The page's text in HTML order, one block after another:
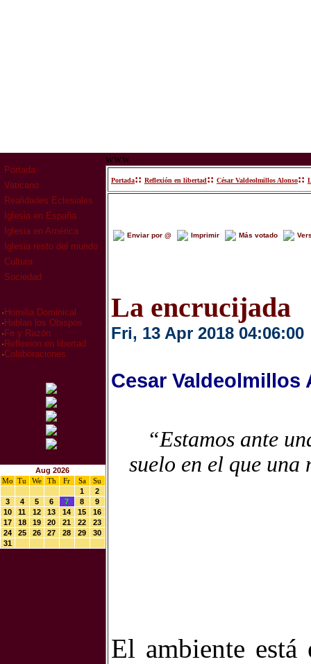
Portada
Vaticano
Realidades Eclesiales
Iglesia en España
Iglesia en América
Iglesia resto del mundo
Cultura
Sociedad
· Homilia Dominical
· Hablan los Obispos
· Fe y Razón
· Reflexion en libertad
·Colaboraciones
Aug 2026
Mo
Tu We Th Fr Sa
Su
1
2
3
4 5 6 7 8
9
10
11 12 13 14 15
16
17
18 19 20 21 22
23
24
25 26 27 28 29
30
31
www
Portada:: Reflexión en libertad:: César Valdeolmillos Alonso::
Enviar por @ Imprimir Más votado
La encrucijada
Fri, 13 Apr 2018 04:06:00
Cesar Valdeolmillos
“Estamos ante
suelo en el que
El ambiente está